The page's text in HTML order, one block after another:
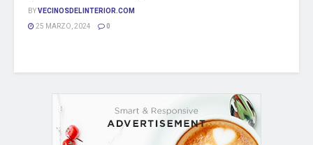
BYVECINOSDELINTERIOR.COM
25 MARZO, 2024
0